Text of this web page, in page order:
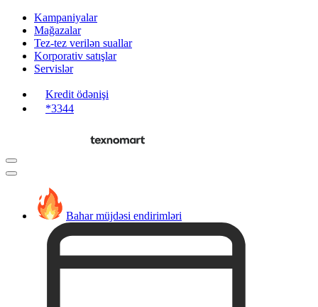
Kampaniyalar
Mağazalar
Tez-tez verilən suallar
Korporativ satışlar
Servislər
Kredit ödənişi
*3344
Bahar müjdəsi endirimləri